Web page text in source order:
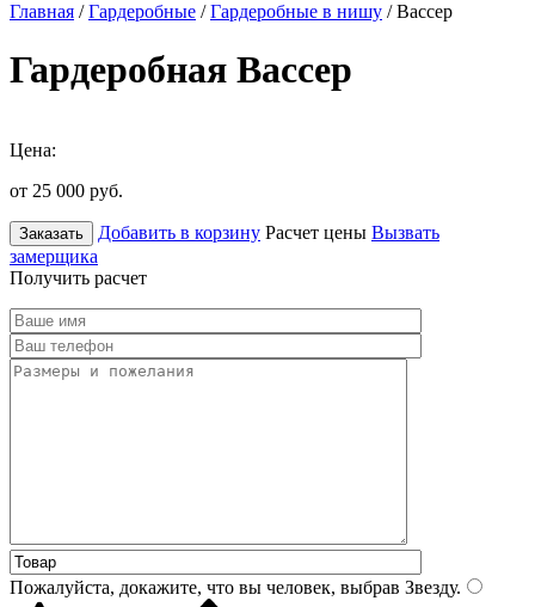
Главная /Гардеробные /Гардеробные в нишу / Вассер
Гардеробная Вассер
Цена:
от 25 000 руб.
Заказать Добавить в корзину Расчет цены Вызвать
замерщика
Получить расчет
Пожалуйста, докажите, что вы человек, выбрав Звезду.